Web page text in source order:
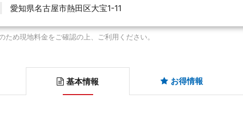
愛知県名古屋市熱田区大宝1-11
め現地料金をご確認の上、ご利用ください。
基本情報 お得情報